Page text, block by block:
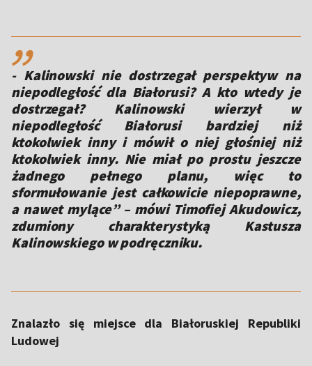
,,
- Kalinowski nie dostrzegał perspektyw na
niepodległość dla Białorusi? A kto wtedy je
dostrzegał? Kalinowski wierzył w
niepodległość Białorusi bardziej niż
ktokolwiek inny i mówił o niej głośniej niż
ktokolwiek inny. Nie miał po prostu jeszcze
żadnego pełnego planu, więc to
sformułowanie jest całkowicie niepoprawne,
a nawet mylące” – mówi Timofiej Akudowicz,
zdumiony charakterystyką Kastusza
Kalinowskiego w podręczniku.
Znalazło się miejsce dla Białoruskiej Republiki
Ludowej